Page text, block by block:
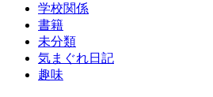
学校関係
書籍
未分類
気まぐれ日記
趣味